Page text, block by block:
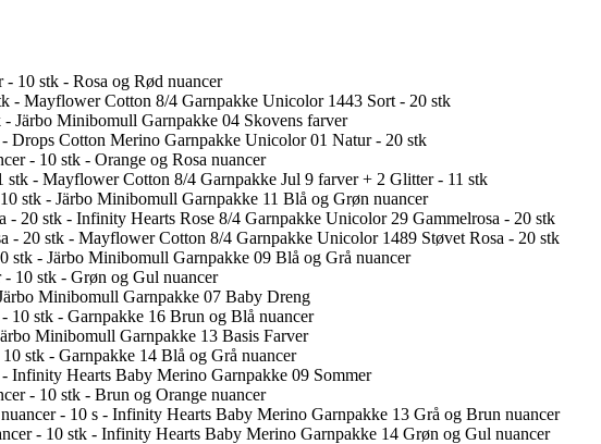
10 stk - Rosa og Rød nuancer
- Mayflower Cotton 8/4 Garnpakke Unicolor 1443 Sort - 20 stk
Järbo Minibomull Garnpakke 04 Skovens farver
Cotton Merino Garnpakke Unicolor 01 Natur - 20 stk
- 10 stk - Orange og Rosa nuancer
- Mayflower Cotton 8/4 Garnpakke Jul 9 farver + 2 Glitter - 11 stk
stk - Järbo Minibomull Garnpakke 11 Blå og Grøn nuancer
20 stk - Infinity Hearts Rose 8/4 Garnpakke Unicolor 29 Gammelrosa - 20 stk
20 stk - Mayflower Cotton 8/4 Garnpakke Unicolor 1489 Støvet Rosa - 20 stk
stk - Järbo Minibomull Garnpakke 09 Blå og Grå nuancer
10 stk - Grøn og Gul nuancer
Minibomull Garnpakke 07 Baby Dreng
10 stk - Garnpakke 16 Brun og Blå nuancer
Minibomull Garnpakke 13 Basis Farver
stk - Garnpakke 14 Blå og Grå nuancer
Infinity Hearts Baby Merino Garnpakke 09 Sommer
- 10 stk - Brun og Orange nuancer
- 10 s - Infinity Hearts Baby Merino Garnpakke 13 Grå og Brun nuancer
- 10 stk - Infinity Hearts Baby Merino Garnpakke 14 Grøn og Gul nuancer